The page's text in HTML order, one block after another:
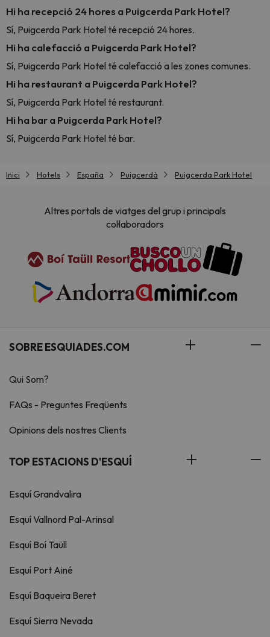
Hi ha recepció 24 hores a Puigcerda Park Hotel?
Sí, Puigcerda Park Hotel té recepció 24 hores.
Hi ha calefacció a Puigcerda Park Hotel?
Sí, Puigcerda Park Hotel té calefacció a les zones comunes.
Hi ha restaurant a Puigcerda Park Hotel?
Sí, Puigcerda Park Hotel té restaurant.
Hi ha bar a Puigcerda Park Hotel?
Sí, Puigcerda Park Hotel té bar.
Inici Hotels España Puigcerdà Puigcerda Park Hotel
Altres portals de viatges del grup i principals
col·laboradors
SOBRE ESQUIADES.COM
Qui Som?
FAQs - Preguntes Freqüents
Opinions dels nostres Clients
TOP ESTACIONS D'ESQUÍ
Esquí Grandvalira
Esquí Vallnord Pal-Arinsal
Esquí Boí Taüll
Esquí Port Ainé
Esquí Baqueira Beret
Esquí Sierra Nevada